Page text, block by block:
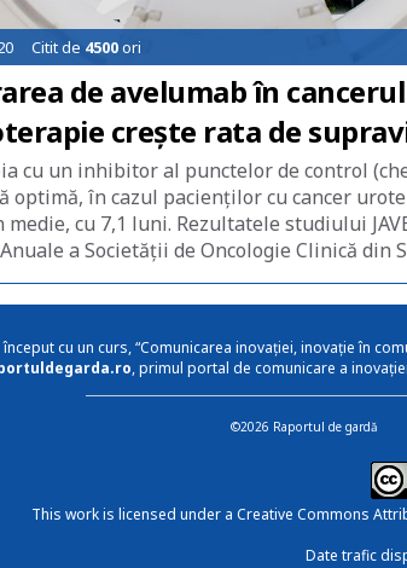
Citit de 4500ori
de avelumab în
crește rata de
cu un inhibitor al punctelor de control
optimă, în cazul pacienților cu cancer
cu 7,1 luni. Rezultatele studiului
a Societății de Oncologie Clinică din
început cu un curs, “Comunicarea inovației, inovație în
, primul portal de comunicare a
©2026 Raportul de gardă
This work is licensed under a Creative Commons
Date trafic